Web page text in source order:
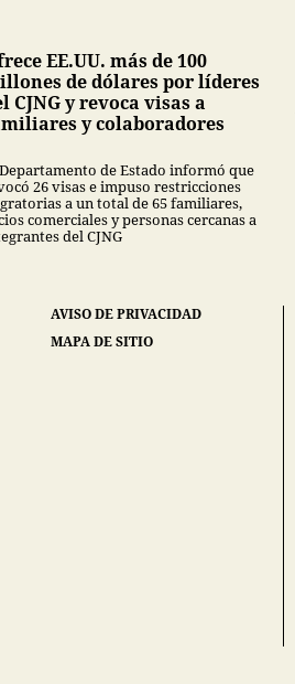
EE.UU. más de 100
de dólares por líderes
CJNG y revoca visas a
y colaboradores
de Estado informó que
26 visas e impuso restricciones
a un total de 65 familiares,
comerciales y personas cercanas a
del CJNG
AVISO DE PRIVACIDAD
MAPA DE SITIO